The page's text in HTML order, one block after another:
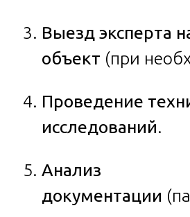
Выезд эксперта
объект (при
Проведение
исследований.
Анализ
документации